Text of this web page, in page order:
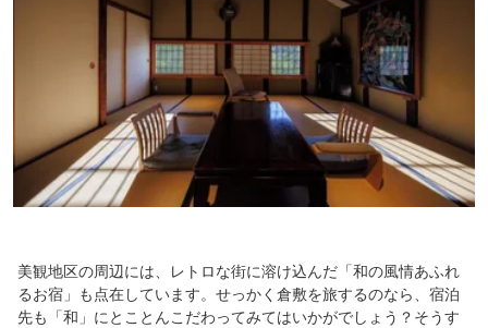
美観地区の周辺には、レトロな街に溶け込んだ「和の風情あふれ
るお宿」も点在しています。せっかく倉敷を旅するのなら、宿泊
先も「和」にとことんこだわってみてはいかがでしょう？そうす